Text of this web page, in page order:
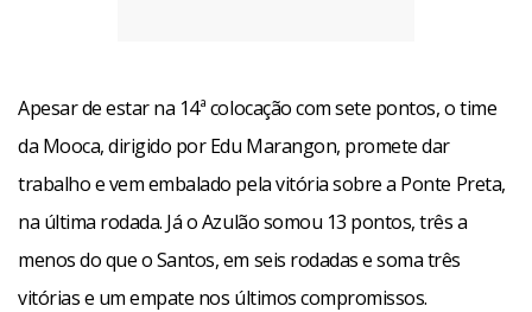
Apesar de estar na 14ª colocação com sete pontos, o time
da Mooca, dirigido por Edu Marangon, promete dar
trabalho e vem embalado pela vitória sobre a Ponte Preta,
na última rodada. Já o Azulão somou 13 pontos, três a
menos do que o Santos, em seis rodadas e soma três
vitórias e um empate nos últimos compromissos.